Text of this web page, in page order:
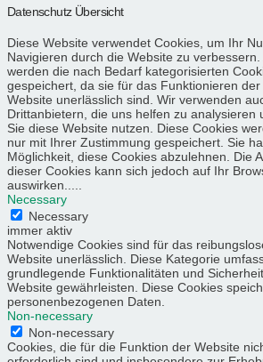
Datenschutz Übersicht
Diese Website verwendet Cookies, um Ihr
Navigieren durch die Website zu
werden die nach Bedarf kategorisierten
gespeichert, da sie für das Funktionieren
Website unerlässlich sind. Wir verwenden
Drittanbietern, die uns helfen zu analysieren
Sie diese Website nutzen. Diese Cookies
nur mit Ihrer Zustimmung gespeichert. Sie
Möglichkeit, diese Cookies abzulehnen. Die
dieser Cookies kann sich jedoch auf Ihr
auswirken.....
Necessary
Necessary
immer aktiv
Notwendige Cookies sind für das
Website unerlässlich. Diese Kategorie
grundlegende Funktionalitäten und
Website gewährleisten. Diese Cookies
personenbezogenen Daten.
Non-necessary
Non-necessary
Cookies, die für die Funktion der Website